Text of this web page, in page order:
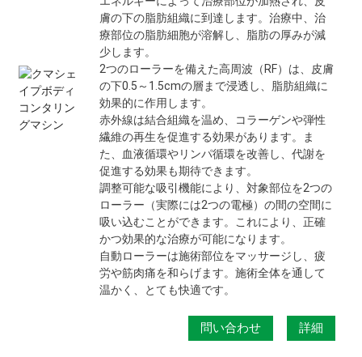
膚の下の脂肪組織に到達します。治療中、治
療部位の脂肪細胞が溶解し、脂肪の厚みが減
少します。
2つのローラーを備えた高周波（RF）は、皮膚
の下0.5～1.5cmの層まで浸透し、脂肪組織に
効果的に作用します。
赤外線は結合組織を温め、コラーゲンや弾性
繊維の再生を促進する効果があります。ま
た、血液循環やリンパ循環を改善し、代謝を
促進する効果も期待できます。
調整可能な吸引機能により、対象部位を2つの
ローラー（実際には2つの電極）の間の空間に
吸い込むことができます。これにより、正確
かつ効果的な治療が可能になります。
自動ローラーは施術部位をマッサージし、疲
労や筋肉痛を和らげます。施術全体を通して
温かく、とても快適です。
問い合わせ 詳細